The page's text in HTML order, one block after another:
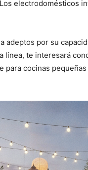
electrodomésticos
adeptos por su
línea, te interesará
para cocinas